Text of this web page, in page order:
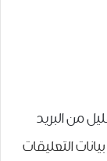
من البريد
التعليقات